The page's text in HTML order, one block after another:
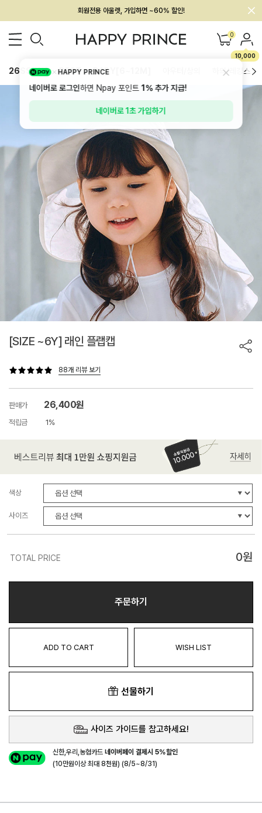
회원전용 아울렛, 가입하면 ~60% 할인!
멤버십 최대 28,000원 혜택 0
10,000
26SS 신상 BEST BABY[6~12M] 하의/레깅스
[SIZE ~6Y] 래인 플랩캡
88개 리뷰 보기
판매가 26,400원
적립금 1%
색상
사이즈
TOTAL PRICE 0원
주문하기
ADD TO CART WISH LIST
선물하기
사이즈 가이드를 참고하세요!
신한,우리,농협카드네이버페이 결제시 5%할인
(10만원이상 최대 8천원) (8/5~8/31)
HAPPY PRINCE
네이버로 로그인하면 Npay 포인트1%추가 지급!
네이버로 1초 가입하기